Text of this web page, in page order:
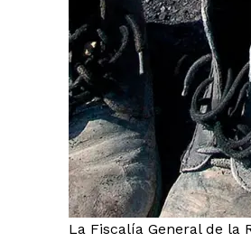
La Fiscalía General de la